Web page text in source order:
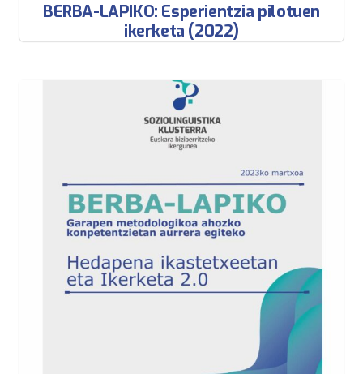
BERBA-LAPIKO: Esperientzia pilotuen
ikerketa (2022)